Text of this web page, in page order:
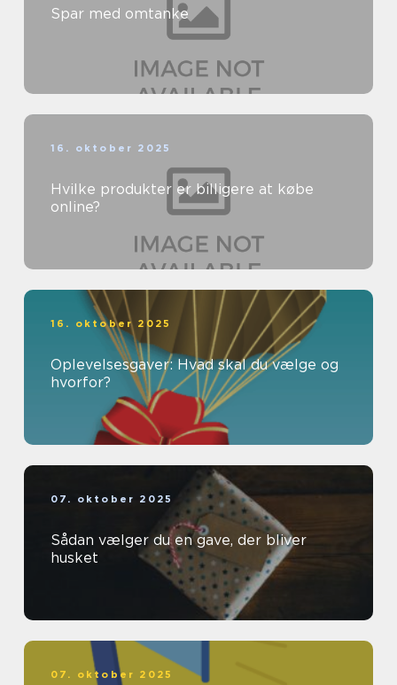
Spar med omtanke
16. oktober 2025
Hvilke produkter er billigere at købe
online?
16. oktober 2025
Oplevelsesgaver: Hvad skal du vælge og
hvorfor?
07. oktober 2025
Sådan vælger du en gave, der bliver
husket
07. oktober 2025